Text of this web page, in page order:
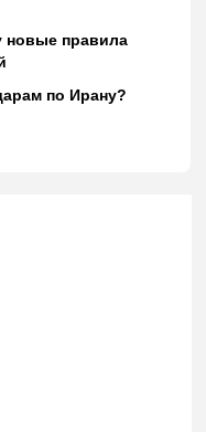
новые правила
по Ирану?